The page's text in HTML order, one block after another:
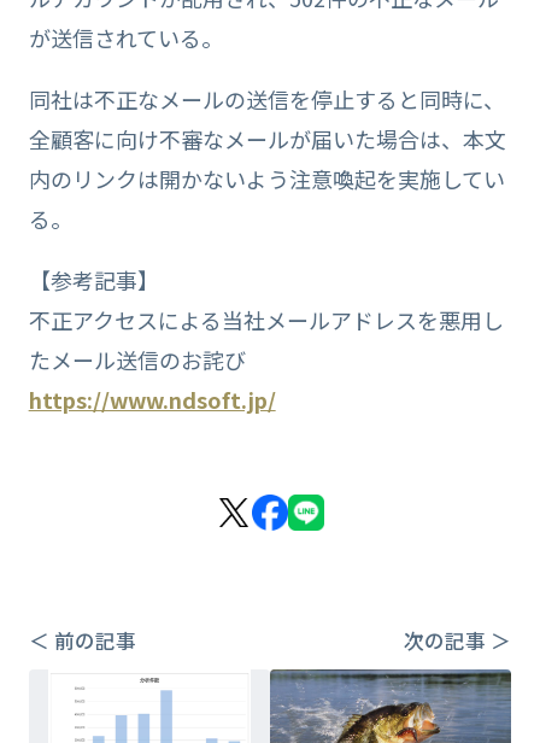
が送信されている。
同社は不正なメールの送信を停止すると同時に、
全顧客に向け不審なメールが届いた場合は、本文
内のリンクは開かないよう注意喚起を実施してい
る。
【参考記事】
不正アクセスによる当社メールアドレスを悪用し
たメール送信のお詫び
https://www.ndsoft.jp/
＜ 前の記事 次の記事 ＞